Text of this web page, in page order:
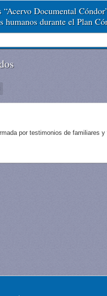
Documental
humanos durante el Plan
por testimonios de familiares